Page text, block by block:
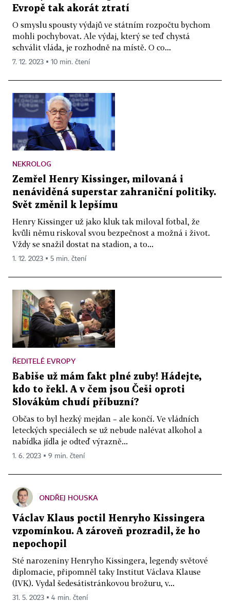
Evropě tak akorát ztratí
O smyslu spousty výdajů ve státním rozpočtu bychom
mohli pochybovat. Ale výdaj, který se teď chystá
schválit vláda, je rozhodně na místě. O co...
7. 12. 2023 ▪ 10 min. čtení
NEKROLOG
Zemřel Henry Kissinger, milovaná i
nenáviděná superstar zahraniční politiky.
Svět změnil k lepšímu
Henry Kissinger už jako kluk tak miloval fotbal, že
kvůli němu riskoval svou bezpečnost a možná i život.
Vždy se snažil dostat na stadion, a to...
1. 12. 2023 ▪ 5 min. čtení
ŘEDITELÉ EVROPY
Babiše už mám fakt plné zuby! Hádejte,
kdo to řekl. A v čem jsou Češi oproti
Slovákům chudí příbuzní?
Občas to byl hezký mejdan – ale končí. Ve vládních
leteckých speciálech se už nebude nalévat alkohol a
nabídka jídla je odteď výrazně...
1. 6. 2023 ▪ 9 min. čtení
ONDŘEJ HOUSKA
Václav Klaus poctil Henryho Kissingera
vzpomínkou. A zároveň prozradil, že ho
nepochopil
Sté narozeniny Henryho Kissingera, legendy světové
diplomacie, připomněl taky Institut Václava Klause
(IVK). Vydal šedesátistránkovou brožuru, v...
31. 5. 2023 ▪ 4 min. čtení